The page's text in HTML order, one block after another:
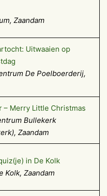
Zaandam
Uitwaaien op
De Poelboerderij,
– Merry Little Christmas
Bullekerk
Zaandam
in De Kolk
Kolk, Zaandam